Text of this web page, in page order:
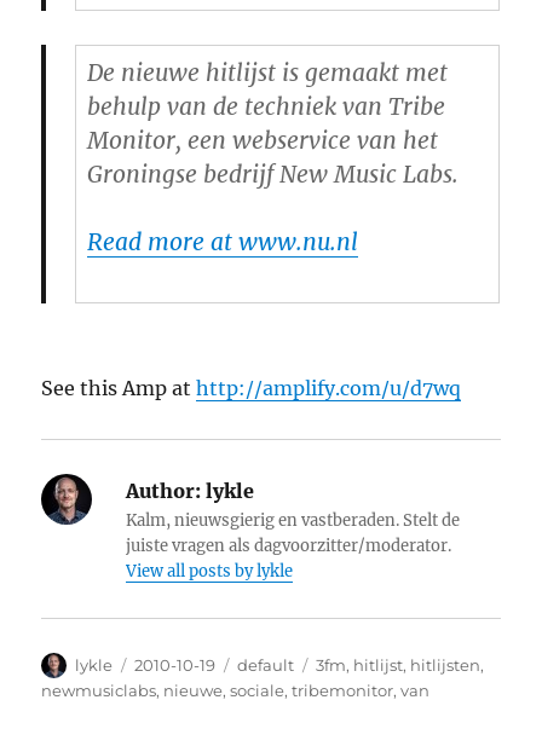
De nieuwe hitlijst is gemaakt met
behulp van de techniek van Tribe
Monitor, een webservice van het
Groningse bedrijf New Music Labs.
Read more at www.nu.nl
See this Amp athttp://amplify.com/u/d7wq
Author: lykle
Kalm, nieuwsgierig en vastberaden. Stelt de
juiste vragen als dagvoorzitter/moderator.
View all posts by lykle
Author
lykle
Posted
on
2010-10-19 Categories
default Tags
3fm, hitlijst, hitlijsten,
newmusiclabs, nieuwe,sociale,tribemonitor,van